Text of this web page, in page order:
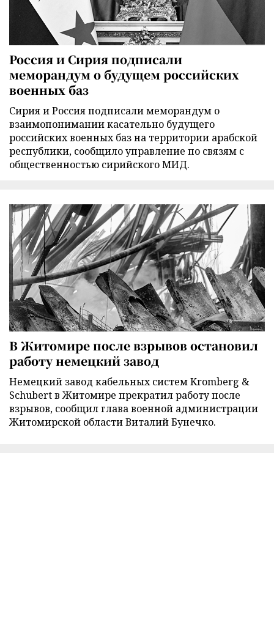
Россия и Сирия подписали
меморандум о будущем российских
военных баз
Сирия и Россия подписали меморандум о
взаимопонимании касательно будущего
российских военных баз на территории арабской
республики, сообщило управление по связям с
общественностью сирийского МИД.
В Житомире после взрывов остановил
работу немецкий завод
Немецкий завод кабельных систем Kromberg &
Schubert в Житомире прекратил работу после
взрывов, сообщил глава военной администрации
Житомирской области Виталий Бунечко.